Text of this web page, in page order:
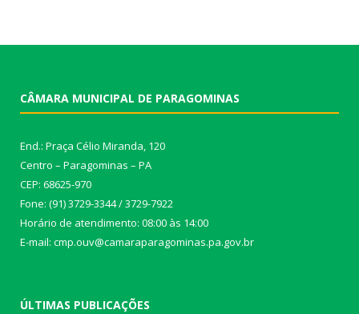
CÂMARA MUNICIPAL DE PARAGOMINAS
End.: Praça Célio Miranda, 120
Centro – Paragominas – PA
CEP: 68625-970
Fone: (91) 3729-3344 / 3729-7922
Horário de atendimento: 08:00 às 14:00
E-mail: cmp.ouv@camaraparagominas.pa.gov.br
ÚLTIMAS PUBLICAÇÕES